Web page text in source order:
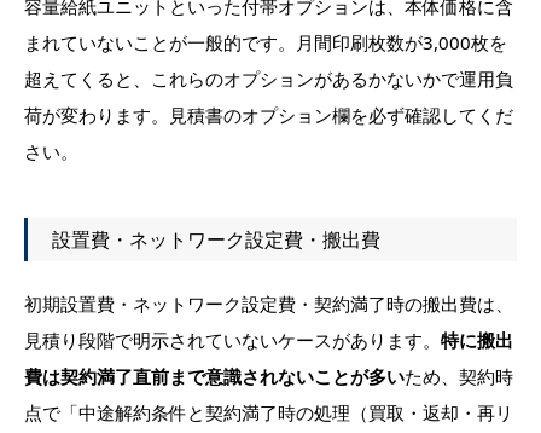
容量給紙ユニットといった付帯オプションは、本体価格に含
まれていないことが一般的です。月間印刷枚数が3,000枚を
超えてくると、これらのオプションがあるかないかで運用負
荷が変わります。見積書のオプション欄を必ず確認してくだ
さい。
設置費・ネットワーク設定費・搬出費
初期設置費・ネットワーク設定費・契約満了時の搬出費は、
見積り段階で明示されていないケースがあります。 特に搬出
費は契約満了直前まで意識されないことが多いため、契約時
点で「中途解約条件と契約満了時の処理（買取・返却・再リ